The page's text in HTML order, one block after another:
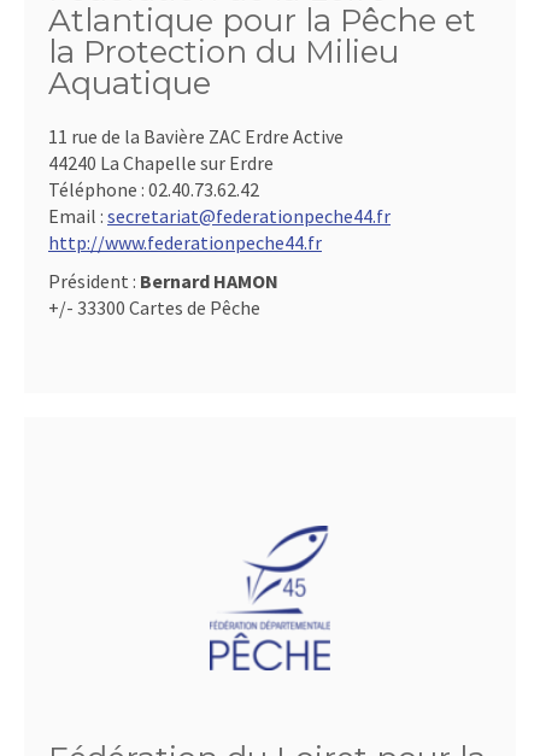
Atlantique pour la Pêche et
la Protection du Milieu
Aquatique
11 rue de la Bavière ZAC Erdre Active
44240 La Chapelle sur Erdre
Téléphone : 02.40.73.62.42
Email : secretariat@federationpeche44.fr
http://www.federationpeche44.fr
Président : Bernard HAMON
+/- 33300 Cartes de Pêche